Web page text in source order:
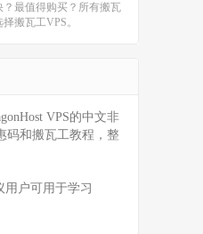
最值得购买？所有搬瓦
搬瓦工VPS。
VPS的中文非
码和搬瓦工教程，整
用户可用于学习